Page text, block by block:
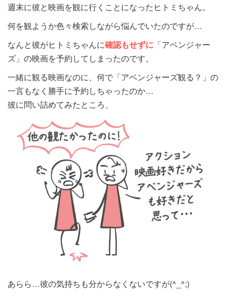
週末に彼と映画を観に行くことになったヒトミちゃん。
何を観ようか色々検索しながら悩んでいたのですが…
なんと彼がヒトミちゃんに確認もせずに 「アベンジャー
ズ」の映画を予約してしまったのです。
一緒に観る映画なのに、何で「アベンジャーズ観る？」の
一言もなく勝手に予約しちゃったのか…
彼に問い詰めてみたところ、
あらら…彼の気持ちも分からなくないですが(^_^;)